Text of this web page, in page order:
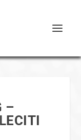
–